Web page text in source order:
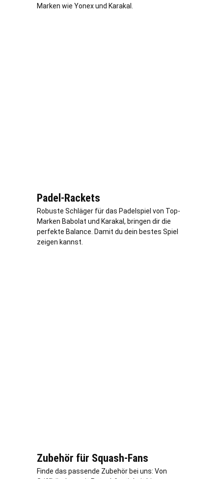
Marken wie Yonex und Karakal.
Padel-Rackets
Robuste Schläger für das Padelspiel von Top-
Marken Babolat und Karakal, bringen dir die
perfekte Balance. Damit du dein bestes Spiel
zeigen kannst.
Zubehör für Squash-Fans
Finde das passende Zubehör bei uns: Von